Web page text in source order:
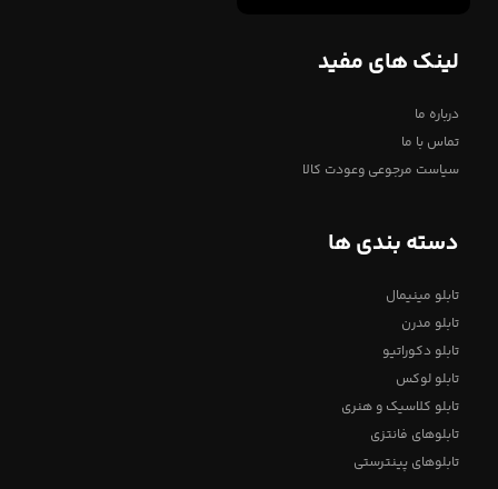
لینک های مفید
درباره ما
تماس با ما
سیاست مرجوعی وعودت کالا
دسته بندی ها
تابلو مینیمال
تابلو مدرن
تابلو دکوراتیو
تابلو لوکس
تابلو کلاسیک و هنری
تابلوهای فانتزی
تابلوهای پینترستی